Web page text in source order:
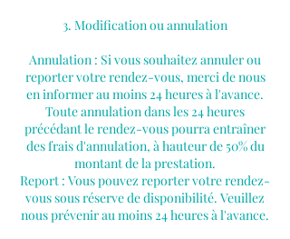
3. Modification ou annulation
Annulation : Si vous souhaitez annuler ou
reporter votre rendez-vous, merci de nous
en informer au moins 24 heures à l'avance.
Toute annulation dans les 24 heures
précédant le rendez-vous pourra entraîner
des frais d'annulation, à hauteur de 50% du
montant de la prestation.
Report : Vous pouvez reporter votre rendez-
vous sous réserve de disponibilité. Veuillez
nous prévenir au moins 24 heures à l'avance.